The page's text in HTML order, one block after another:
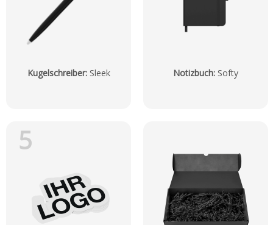
Kugelschreiber: Sleek Notizbuch: Softy
5